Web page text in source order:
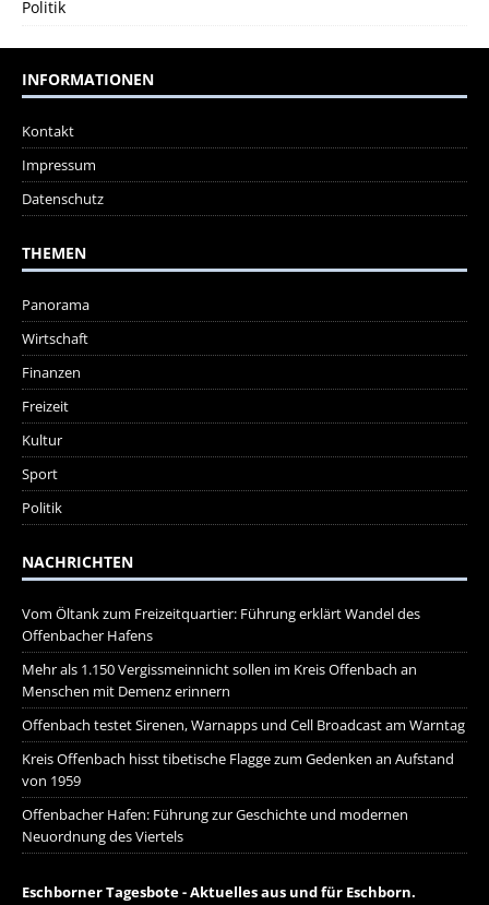
Politik
INFORMATIONEN
Kontakt
Impressum
Datenschutz
THEMEN
Panorama
Wirtschaft
Finanzen
Freizeit
Kultur
Sport
Politik
NACHRICHTEN
Vom Öltank zum Freizeitquartier: Führung erklärt Wandel des
Offenbacher Hafens
Mehr als 1.150 Vergissmeinnicht sollen im Kreis Offenbach an
Menschen mit Demenz erinnern
Offenbach testet Sirenen, Warnapps und Cell Broadcast am Warntag
Kreis Offenbach hisst tibetische Flagge zum Gedenken an Aufstand
von 1959
Offenbacher Hafen: Führung zur Geschichte und modernen
Neuordnung des Viertels
Eschborner Tagesbote - Aktuelles aus und für Eschborn.